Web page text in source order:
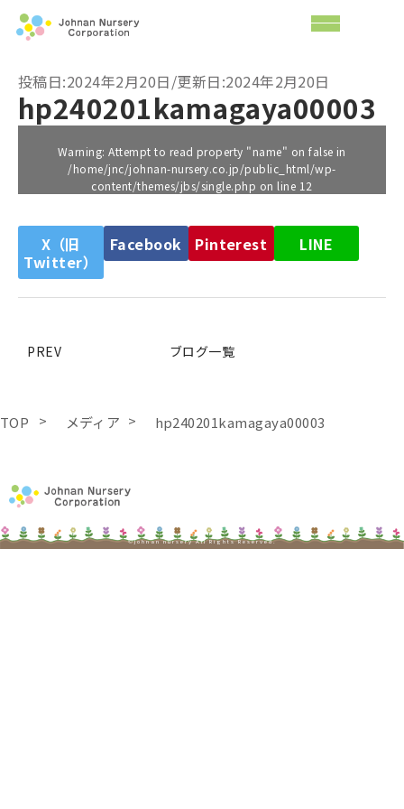
投稿日:2024年2月20日/更新日:2024年2月20日
hp240201kamagaya00003
Warning: Attempt to read property "name" on false in
/home/jnc/johnan-nursery.co.jp/public_html/wp-
content/themes/jbs/single.php on line 12
X（旧
Twitter）
Facebook Pinterest LINE
PREV ブログ一覧
TOP メディア hp240201kamagaya00003
©johnan nursery All Rights Reserved.